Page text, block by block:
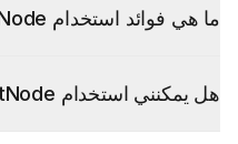
ما هي فوائد استخدام LightNode للبث الفيديو؟
هل يمكنني استخدام LightNode للبث المباشر للفعاليات؟